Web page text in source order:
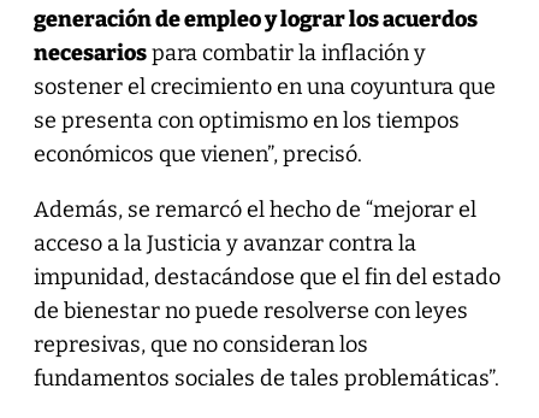
generación de empleo y lograr los acuerdos
necesariospara combatir la inflación y
sostener el crecimiento en una coyuntura que
se presenta con optimismo en los tiempos
económicos que vienen”, precisó.
Además, se remarcó el hecho de “mejorar el
acceso a la Justicia y avanzar contra la
impunidad, destacándose que el fin del estado
de bienestar no puede resolverse con leyes
represivas, que no consideran los
fundamentos sociales de tales problemáticas”.